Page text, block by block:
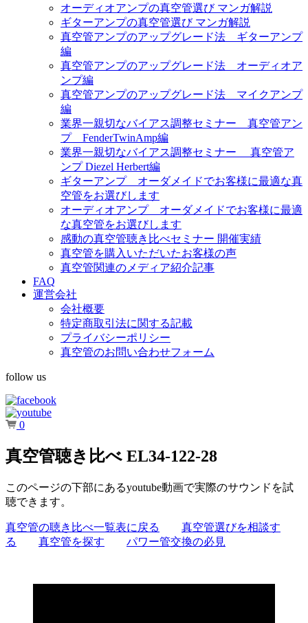
オーディオアンプの真空管選び マンガ解説
ギターアンプの真空管選び マンガ解説
真空管アンプのアップグレード法 ギターアンプ
編
真空管アンプのアップグレード法 オーディオア
ンプ編
真空管アンプのアップグレード法 マイクアンプ
編
業界一親切なバイアス調整セミナー 真空管アン
プ FenderTwinAmp編
業界一親切なバイアス調整セミナー 真空管ア
ンプ Diezel Herbert編
ギターアンプ オーダメイドでお客様に最適な真
空管をお選びします
オーディオアンプ オーダメイドでお客様に最適
な真空管をお選びします
感動の真空管聴き比べセミナー 開催実績
真空管を購入いただいたお客様の声
真空管関連のメディア紹介記事
FAQ
運営会社
会社概要
特定商取引法に関する記載
プライバシーポリシー
真空管のお問い合わせフォーム
follow us
0
真空管聴き比べ EL34-122-28
このページの下部にあるyoutube動画で実際のサウンドを試
聴できます。
真空管の聴き比べ一覧表に戻る
真空管選びを相談す
る
真空管を探す パワー管交換の必見